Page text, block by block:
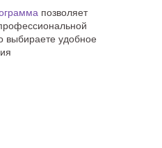
позволяет
выбираете удобное